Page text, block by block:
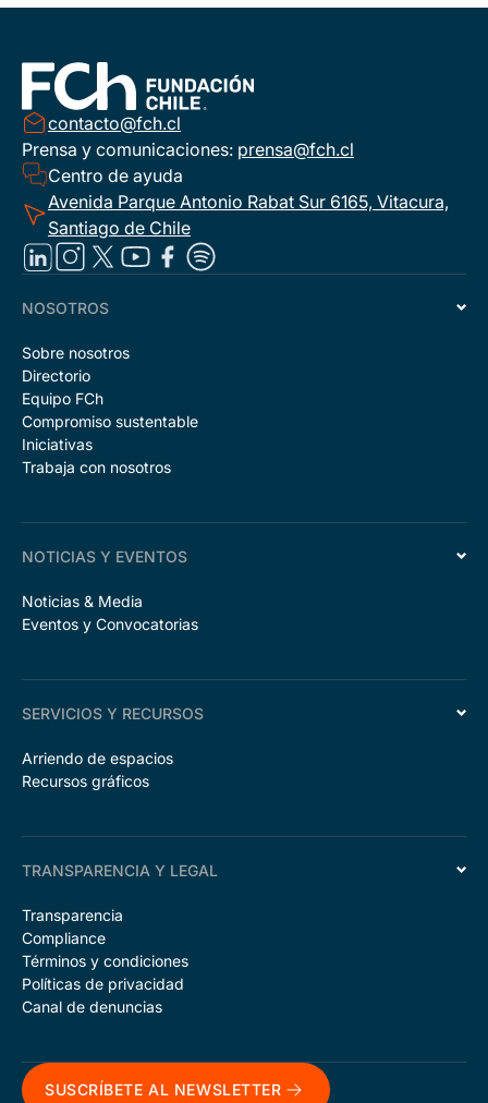
contacto@fch.cl
Prensa y comunicaciones: prensa@fch.cl
Centro de ayuda
Avenida Parque Antonio Rabat Sur 6165, Vitacura,
Santiago de Chile
NOSOTROS
Sobre nosotros
Directorio
Equipo FCh
Compromiso sustentable
Iniciativas
Trabaja con nosotros
NOTICIAS Y EVENTOS
Noticias & Media
Eventos y Convocatorias
SERVICIOS Y RECURSOS
Arriendo de espacios
Recursos gráficos
TRANSPARENCIA Y LEGAL
Transparencia
Compliance
Términos y condiciones
Políticas de privacidad
Canal de denuncias
SUSCRÍBETE AL NEWSLETTER